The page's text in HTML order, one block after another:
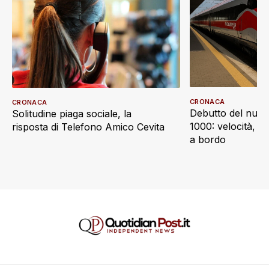
Solitudine piaga sociale, la
risposta di Telefono Amico Cevita
CRONACA
Debutto del
1000: velocità,
a bordo
CRONACA